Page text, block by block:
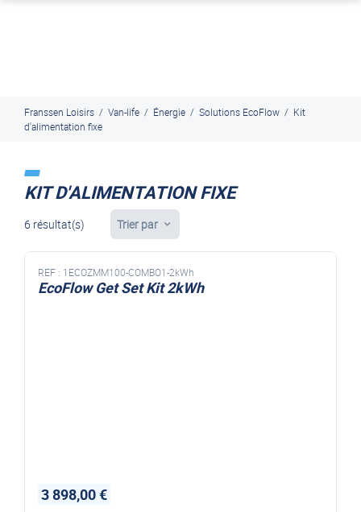
Franssen Loisirs / Van-life / Énergie / Solutions EcoFlow / Kit
d'alimentation fixe
KIT D'ALIMENTATION FIXE
6 résultat(s) Trier par
REF : 1ECOZMM100-COMBO1-2kWh
EcoFlow Get Set Kit 2kWh
3 898,00 €